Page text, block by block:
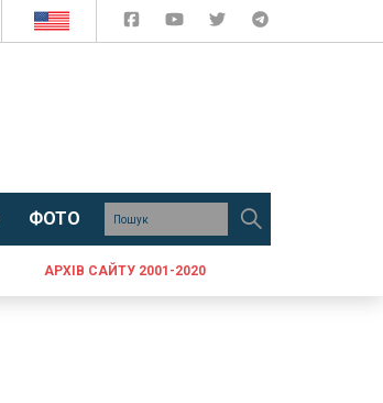
ФОТО
АРХІВ САЙТУ 2001-2020